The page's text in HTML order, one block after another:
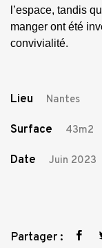
l’espace, tandis
manger ont été
convivialité.
Lieu Nantes
Surface 43m2
Date Juin 2023
Partager :